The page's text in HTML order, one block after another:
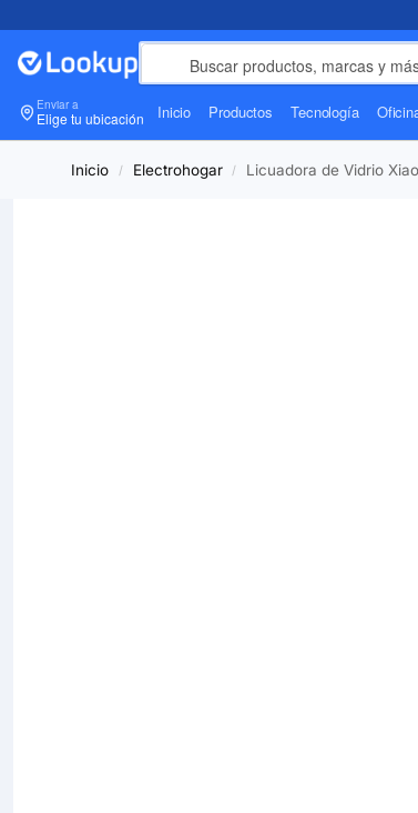
Enviar a
Elige tu ubicación Inicio Productos Tecnología
Inicio / Electrohogar / Licuadora de Vidrio